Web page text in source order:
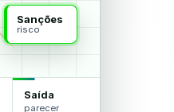
Sanções
risco
Saída
parecer